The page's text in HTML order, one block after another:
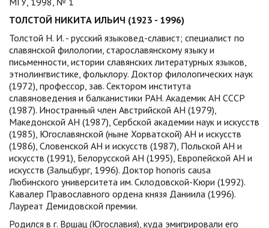
ТОЛСТОЙ НИКИТА ИЛЬИЧ (1923 - 1996)
Толстой Н. И. - русский языковед-славист; специалист по
славянской филологии, старославянскому языку и
письменности, истории славянских литературных языков,
этнолингвистике, фольклору. Доктор филологических наук
(1972), профессор, зав. Сектором института
славяноведения и балканистики РАН. Академик АН СССР
(1987). Иностранный член Австрийской АН (1979),
Македонской АН (1987), Сербской академии наук и искусств
(1985), Югославянской (ныне Хорватской) АН и искусств
(1986), Словенской АН и искусств (1987), Польской АН и
искусств (1991), Белорусской АН (1995), Европейской АН и
искусств (Зальцбург, 1996). Доктор honoris causa
Любинского университета им. Склодовской-Кюри (1992).
Кавалер Православного ордена князя Даниила (1996).
Лауреат Демидовской премии.
Родился в г. Вршац (Югославия), куда эмигрировали его